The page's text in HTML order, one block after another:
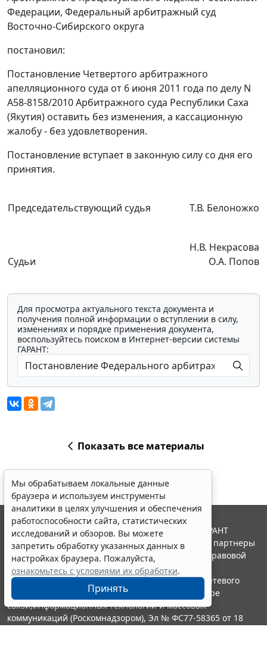
Федерации, Федеральный арбитражный суд
Восточно-Сибирского округа
постановил:
Постановление Четвертого арбитражного
апелляционного суда от 6 июня 2011 года по делу N
А58-8158/2010 Арбитражного суда Республики Саха
(Якутия) оставить без изменения, а кассационную
жалобу - без удовлетворения.
Постановление вступает в законную силу со дня его
принятия.
Председательствующий судья Т.В. Белоножко
Судьи
Н.В. Некрасова
О.А. Попов
Для просмотра актуального текста документа и
получения полной информации о вступлении в силу,
изменениях и порядке применения документа,
воспользуйтесь поиском в Интернет-версии системы
ГАРАНТ:
Показать все материалы
Мы обрабатываем локальные данные
браузера и используем инструменты
аналитики в целях улучшения и обеспечения
работоспособности сайта, статистических
исследований и обзоров. Вы можете
запретить обработку указанных данных в
настройках браузера. Пожалуйста,
ознакомьтесь с условиями их обработки.
Принять
© ООО "НПП "ГАРАНТ-СЕРВИС", 2026. Система ГАРАНТ
выпускается с 1990 года. Компания "Гарант" и ее партнеры
являются участниками Российской ассоциации правовой
информации ГАРАНТ.
Портал ГАРАНТ.РУ зарегистрирован в качестве сетевого
издания Федеральной службой по надзору в сфере
связи,информационных технологий и массовых
коммуникаций (Роскомнадзором), Эл № ФС77-58365 от 18